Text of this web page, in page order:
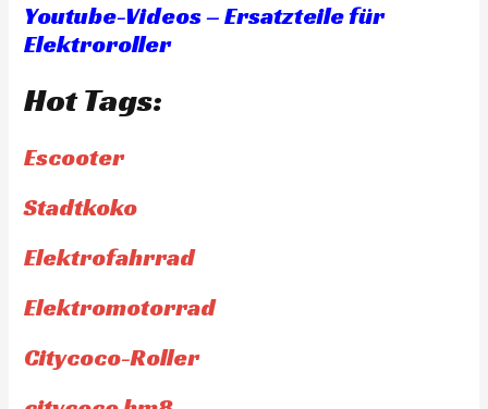
Youtube-Videos – Ersatzteile für
Elektroroller
Hot Tags:
Escooter
Stadtkoko
Elektrofahrrad
Elektromotorrad
Citycoco-Roller